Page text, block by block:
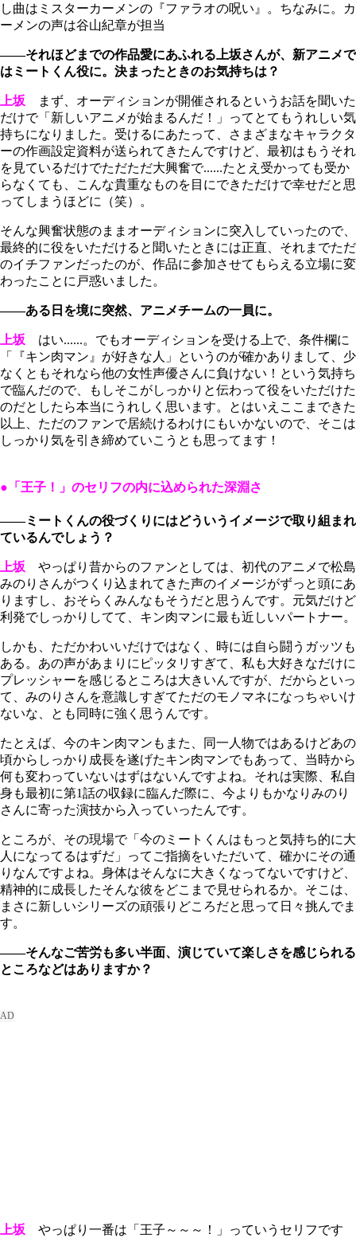
し曲はミスターカーメンの『ファラオの呪い』。ちなみに。カ
ーメンの声は谷山紀章が担当
――それほどまでの作品愛にあふれる上坂さんが、新アニメで
はミートくん役に。決まったときのお気持ちは？
上坂 まず、オーディションが開催されるというお話を聞いた
だけで「新しいアニメが始まるんだ！」ってとてもうれしい気
持ちになりました。受けるにあたって、さまざまなキャラクタ
ーの作画設定資料が送られてきたんですけど、最初はもうそれ
を見ているだけでただただ大興奮で......たとえ受かっても受か
らなくても、こんな貴重なものを目にできただけで幸せだと思
ってしまうほどに（笑）。
そんな興奮状態のままオーディションに突入していったので、
最終的に役をいただけると聞いたときには正直、それまでただ
のイチファンだったのが、作品に参加させてもらえる立場に変
わったことに戸惑いました。
――ある日を境に突然、アニメチームの一員に。
上坂 はい......。でもオーディションを受ける上で、条件欄に
「『キン肉マン』が好きな人」というのが確かありまして、少
なくともそれなら他の女性声優さんに負けない！という気持ち
で臨んだので、もしそこがしっかりと伝わって役をいただけた
のだとしたら本当にうれしく思います。とはいえここまできた
以上、ただのファンで居続けるわけにもいかないので、そこは
しっかり気を引き締めていこうとも思ってます！
●「王子！」のセリフの内に込められた深淵さ
――ミートくんの役づくりにはどういうイメージで取り組まれ
ているんでしょう？
上坂 やっぱり昔からのファンとしては、初代のアニメで松島
みのりさんがつくり込まれてきた声のイメージがずっと頭にあ
りますし、おそらくみんなもそうだと思うんです。元気だけど
利発でしっかりしてて、キン肉マンに最も近しいパートナー。
しかも、ただかわいいだけではなく、時には自ら闘うガッツも
ある。あの声があまりにピッタリすぎて、私も大好きなだけに
プレッシャーを感じるところは大きいんですが、だからといっ
て、みのりさんを意識しすぎてただのモノマネになっちゃいけ
ないな、とも同時に強く思うんです。
たとえば、今のキン肉マンもまた、同一人物ではあるけどあの
頃からしっかり成長を遂げたキン肉マンでもあって、当時から
何も変わっていないはずはないんですよね。それは実際、私自
身も最初に第1話の収録に臨んだ際に、今よりもかなりみのり
さんに寄った演技から入っていったんです。
ところが、その現場で「今のミートくんはもっと気持ち的に大
人になってるはずだ」ってご指摘をいただいて、確かにその通
りなんですよね。身体はそんなに大きくなってないですけど、
精神的に成長したそんな彼をどこまで見せられるか。そこは、
まさに新しいシリーズの頑張りどころだと思って日々挑んでま
す。
――そんなご苦労も多い半面、演じていて楽しさを感じられる
ところなどはありますか？
上坂 やっぱり一番は「王子～～～！」っていうセリフです